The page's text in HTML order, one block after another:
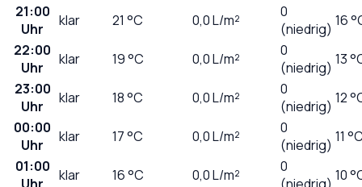
21:00
Uhr
klar 21 °C 0,0L/m²
0
(niedrig) 16
22:00
Uhr
klar 19°C 0,0L/m²
0
(niedrig) 13
23:00
Uhr
klar 18°C 0,0L/m²
0
(niedrig) 12
00:00
Uhr
klar 17°C 0,0L/m²
0
(niedrig) 11
01:00 klar 16°C 0,0L/m²
0
10